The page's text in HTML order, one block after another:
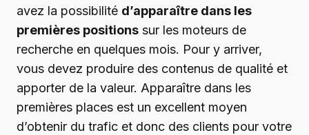
avez la possibilité d’apparaître dans les
premières positions sur les moteurs de
recherche en quelques mois. Pour y arriver,
vous devez produire des contenus de qualité et
apporter de la valeur. Apparaître dans les
premières places est un excellent moyen
d’obtenir du trafic et donc des clients pour votre